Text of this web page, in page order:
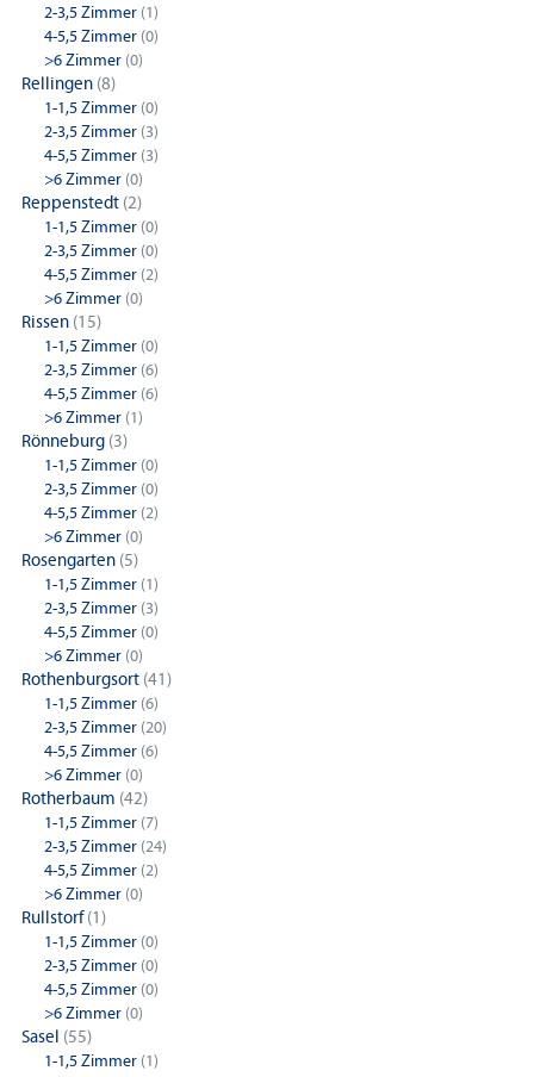
2-3,5 Zimmer (1)
4-5,5 Zimmer (0)
>6 Zimmer (0)
Rellingen (8)
1-1,5 Zimmer (0)
2-3,5 Zimmer (3)
4-5,5 Zimmer (3)
>6 Zimmer (0)
Reppenstedt (2)
1-1,5 Zimmer (0)
2-3,5 Zimmer (0)
4-5,5 Zimmer (2)
>6 Zimmer (0)
Rissen (15)
1-1,5 Zimmer (0)
2-3,5 Zimmer (6)
4-5,5 Zimmer (6)
>6 Zimmer (1)
Rönneburg (3)
1-1,5 Zimmer (0)
2-3,5 Zimmer (0)
4-5,5 Zimmer (2)
>6 Zimmer (0)
Rosengarten (5)
1-1,5 Zimmer (1)
2-3,5 Zimmer (3)
4-5,5 Zimmer (0)
>6 Zimmer (0)
Rothenburgsort (41)
1-1,5 Zimmer (6)
2-3,5 Zimmer (20)
4-5,5 Zimmer (6)
>6 Zimmer (0)
Rotherbaum (42)
1-1,5 Zimmer (7)
2-3,5 Zimmer (24)
4-5,5 Zimmer (2)
>6 Zimmer (0)
Rullstorf(1)
1-1,5 Zimmer (0)
2-3,5 Zimmer (0)
4-5,5 Zimmer (0)
>6 Zimmer (0)
Sasel (55)
1-1,5 Zimmer (1)